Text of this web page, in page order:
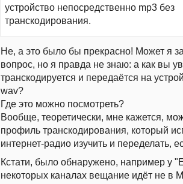
устройство непосредственно mp3 без
транскодирования.
Не, а это было бы прекрасно! Может я
вопрос, но я правда не знаю: а как вы
транскодируется и передаётся на
wav?
Где это можно посмотреть?
Вообще, теоретически, мне кажется,
профиль транскодирования, который
интернет-радио изучить и переделать,
Кстати, было обнаружено, например у
некоторых каналах вещание идёт не в